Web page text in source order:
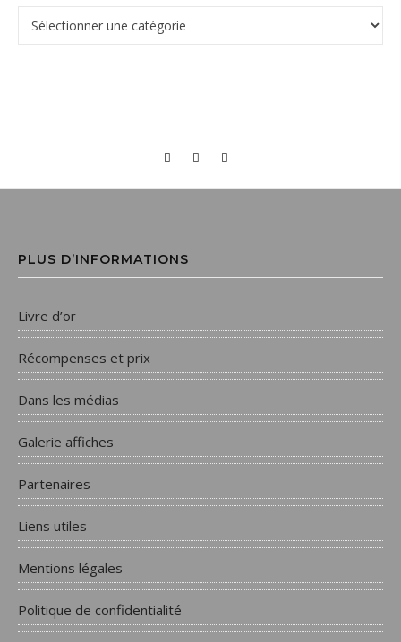
PLUS D’INFORMATIONS
Livre d’or
Récompenses et prix
Dans les médias
Galerie affiches
Partenaires
Liens utiles
Mentions légales
Politique de confidentialité